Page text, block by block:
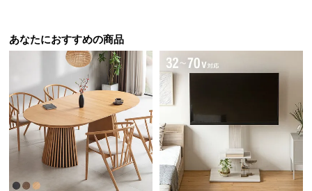
つ
お
たっぷり入る大容量320ml
タンクは約320mlも入る大容量サイズ。面倒な詰め替
えの手間を大幅に減らします。
あなたにおすすめの商品